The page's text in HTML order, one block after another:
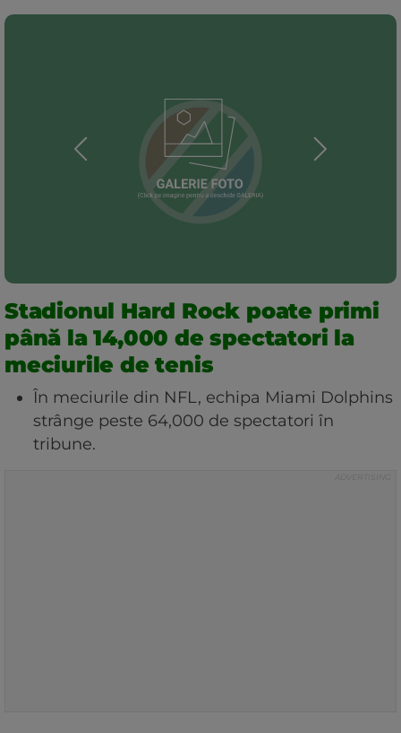
Stadionul Hard Rock poate primi
până la 14,000 de spectatori la
meciurile de tenis
În meciurile din NFL, echipa Miami Dolphins
strânge peste 64,000 de spectatori în
tribune.